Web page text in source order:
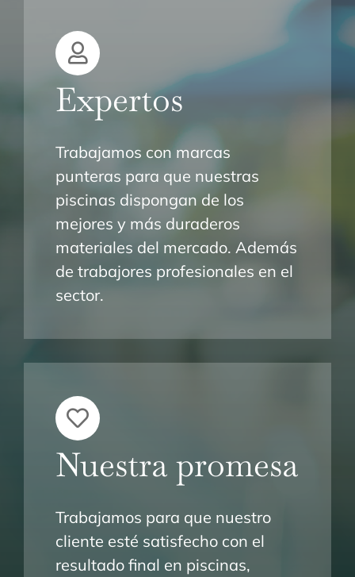
Expertos
Trabajamos con marcas
punteras para que nuestras
piscinas dispongan de los
mejores y más duraderos
materiales del mercado. Además
de trabajores profesionales en el
sector.
Nuestra promesa
Trabajamos para que nuestro
cliente esté satisfecho con el
resultado final en piscinas,